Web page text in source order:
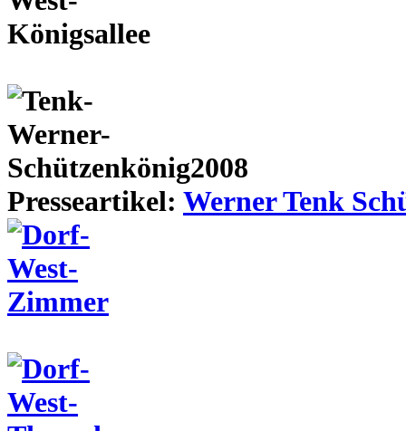
Presseartikel: Werner Tenk